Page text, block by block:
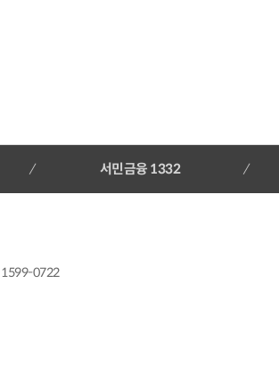
서민금융 1332
1599-0722